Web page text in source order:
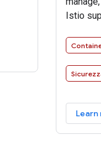
Istio
access
Learn